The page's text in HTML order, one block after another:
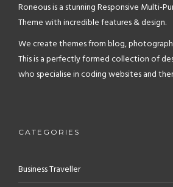
Roneous is a stunning Responsive Multi-
Theme with incredible features & design.
We create themes from blog,
This is a perfectly formed collection of
who specialise in coding websites and
CATEGORIES
Business Traveller